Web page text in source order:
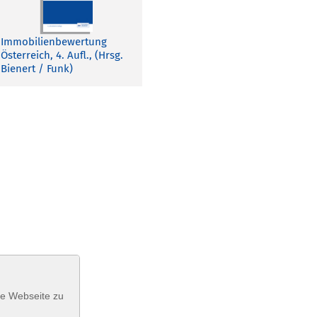
Immobilienbewertung
Österreich, 4. Aufl., (Hrsg.
Bienert / Funk)
Webseite zu